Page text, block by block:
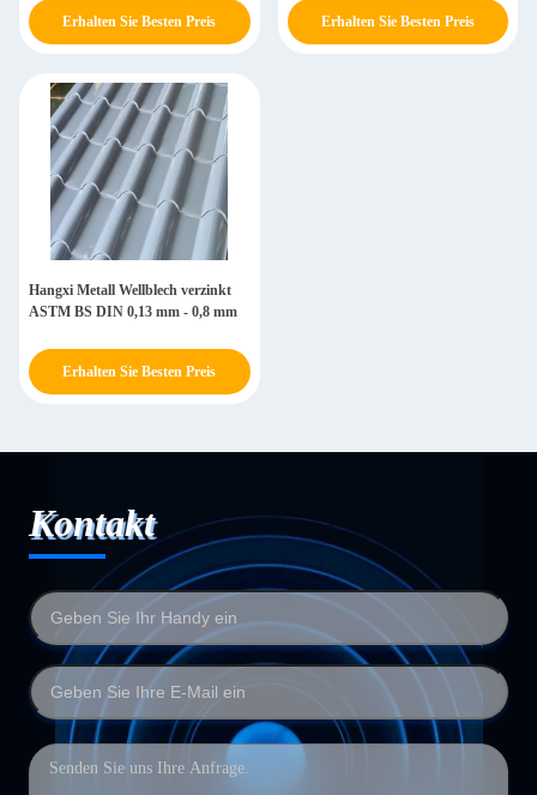
Metallplatte für Dach- und
Verkleidungsarbeiten
Erhalten Sie Besten Preis Erhalten Sie Besten Preis
Hangxi Metall Wellblech verzinkt
ASTM BS DIN 0,13 mm - 0,8 mm
Erhalten Sie Besten Preis
Kontakt